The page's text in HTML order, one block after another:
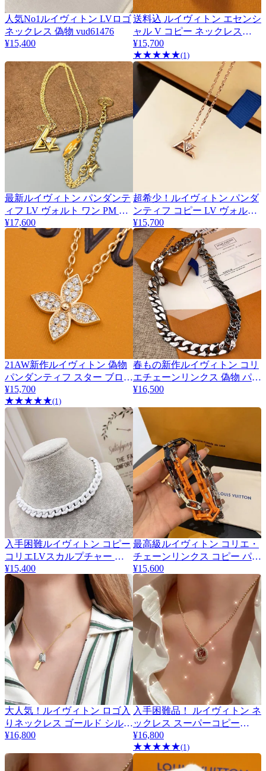
人気No1ルイヴィトン LVロゴ
ネックレス 偽物 vud61476
¥15,400
送料込 ルイヴィトン エセンシ
ャル V コピー ネックレス
vun11789
¥15,700
★★★★★(1)
最新ルイヴィトン パンダンテ
ィフ LV ヴォルト ワン PM ネ
ックレス コピー vuc12756
¥17,600
超希少！ルイヴィトン パンダ
ンティフ コピー LV ヴォルト
ワン PM ネックレス Q93805
¥15,700
21AW新作ルイヴィトン 偽物
パンダンティフ スター ブロッ
サム ネックレス Q93710
¥15,700
★★★★★(1)
春もの新作ルイヴィトン コリ
エチェーンリンクス 偽物 パッ
チーズ ストラス ネックレス
¥16,500
入手困難ルイヴィトン コピー
コリエLVスカルプチャー ネ
ックレス vuz11612
¥15,400
最高級ルイヴィトン コリエ・
チェーンリンクス コピー パッ
チーズ ストラス ネックレス
vux46955
¥15,600
大人気！ルイヴィトン ロゴ入
りネックレス ゴールド シルバ
ー コピー M63141
¥16,800
入手困難品！ ​ルイヴィトン ネ
ックレス スーパーコピー
vuz28277
¥16,800
★★★★★(1)